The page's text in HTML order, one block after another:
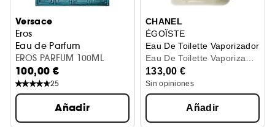
Versace
Eros
Eau de Parfum
EROS PARFUM 100ML
100,00 €
25
Añadir
CHANEL
ÉGOÏSTE
Eau De Toilette Vaporizador
Eau De Toilette Vaporizador
100Ml
133,00 €
Sin opiniones
Añadir